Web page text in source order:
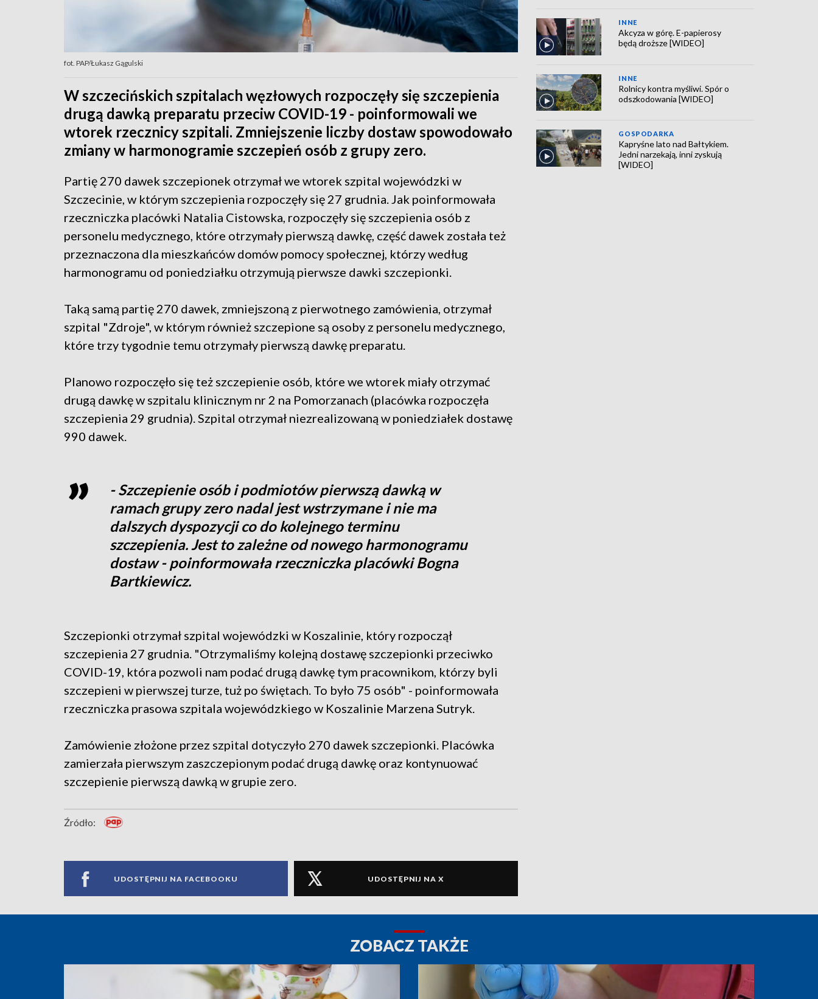
fot. PAP/Łukasz Gągulski
W szczecińskich szpitalach węzłowych rozpoczęły się szczepienia
drugą dawką preparatu przeciw COVID-19 - poinformowali we
wtorek rzecznicy szpitali. Zmniejszenie liczby dostaw spowodowało
zmiany w harmonogramie szczepień osób z grupy zero.
Partię 270 dawek szczepionek otrzymał we wtorek szpital wojewódzki w
Szczecinie, w którym szczepienia rozpoczęły się 27 grudnia. Jak poinformowała
rzeczniczka placówki Natalia Cistowska, rozpoczęły się szczepienia osób z
personelu medycznego, które otrzymały pierwszą dawkę, część dawek została też
przeznaczona dla mieszkańców domów pomocy społecznej, którzy według
harmonogramu od poniedziałku otrzymują pierwsze dawki szczepionki.
Taką samą partię 270 dawek, zmniejszoną z pierwotnego zamówienia, otrzymał
szpital "Zdroje", w którym również szczepione są osoby z personelu medycznego,
które trzy tygodnie temu otrzymały pierwszą dawkę preparatu.
Planowo rozpoczęło się też szczepienie osób, które we wtorek miały otrzymać
drugą dawkę w szpitalu klinicznym nr 2 na Pomorzanach (placówka rozpoczęła
szczepienia 29 grudnia). Szpital otrzymał niezrealizowaną w poniedziałek dostawę
990 dawek.
- Szczepienie osób i podmiotów pierwszą dawką w
ramach grupy zero nadal jest wstrzymane i nie ma
dalszych dyspozycji co do kolejnego terminu
szczepienia. Jest to zależne od nowego harmonogramu
dostaw - poinformowała rzeczniczka placówki Bogna
Bartkiewicz.
Szczepionki otrzymał szpital wojewódzki w Koszalinie, który rozpoczął
szczepienia 27 grudnia. "Otrzymaliśmy kolejną dostawę szczepionki przeciwko
COVID-19, która pozwoli nam podać drugą dawkę tym pracownikom, którzy byli
szczepieni w pierwszej turze, tuż po świętach. To było 75 osób" - poinformowała
rzeczniczka prasowa szpitala wojewódzkiego w Koszalinie Marzena Sutryk.
Zamówienie złożone przez szpital dotyczyło 270 dawek szczepionki. Placówka
zamierzała pierwszym zaszczepionym podać drugą dawkę oraz kontynuować
szczepienie pierwszą dawką w grupie zero.
Źródło:
UDOSTĘPNIJ NA FACEBOOKU UDOSTĘPNIJ NA X
INNE
Akcyza w górę. E-papierosy
będą droższe [WIDEO]
INNE
Rolnicy kontra myśliwi. Spór o
odszkodowania [WIDEO]
GOSPODARKA
Kapryśne lato nad Bałtykiem.
Jedni narzekają, inni zyskują
[WIDEO]
ZOBACZ TAKŻE